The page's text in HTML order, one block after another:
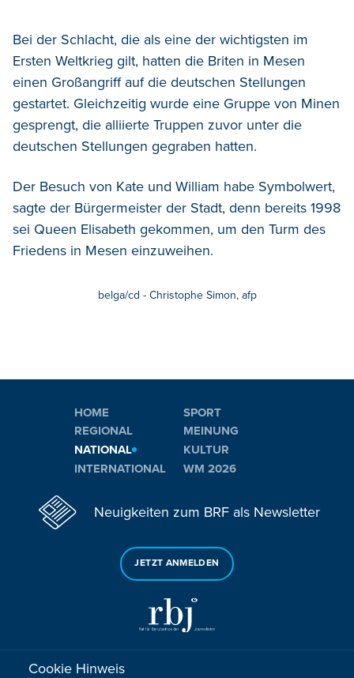
Bei der Schlacht, die als eine der wichtigsten im
Ersten Weltkrieg gilt, hatten die Briten in Mesen
einen Großangriff auf die deutschen Stellungen
gestartet. Gleichzeitig wurde eine Gruppe von Minen
gesprengt, die alliierte Truppen zuvor unter die
deutschen Stellungen gegraben hatten.
Der Besuch von Kate und William habe Symbolwert,
sagte der Bürgermeister der Stadt, denn bereits 1998
sei Queen Elisabeth gekommen, um den Turm des
Friedens in Mesen einzuweihen.
belga/cd - Christophe Simon, afp
HOME
REGIONAL
NATIONAL
INTERNATIONAL
SPORT
MEINUNG
KULTUR
WM 2026
Neuigkeiten zum BRF als Newsletter
JETZT ANMELDEN
Sie haben noch Fragen oder Anmerkungen?
Cookie Hinweis